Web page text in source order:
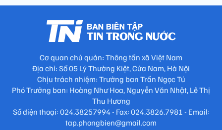
Cơ quan chủ quản: Thông tấn xã Việt Nam
Địa chỉ: Số 05 Lý Thường Kiệt, Cửa Nam, Hà Nội
Chịu trách nhiệm: Trưởng ban Trần Ngọc Tú
Phó Trưởng ban: Hoàng Như Hoa, Nguyễn Văn Nhật, Lê Thị
Thu Hương
Số điện thoại: 024.38257994 - Fax: 024.3826.7981 - Email:
tap.phongbien@gmail.com